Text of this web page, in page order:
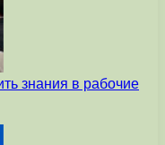
знания в рабочие